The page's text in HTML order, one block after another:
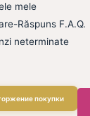
mele
Răspuns F.A.Q.
neterminate
покупки